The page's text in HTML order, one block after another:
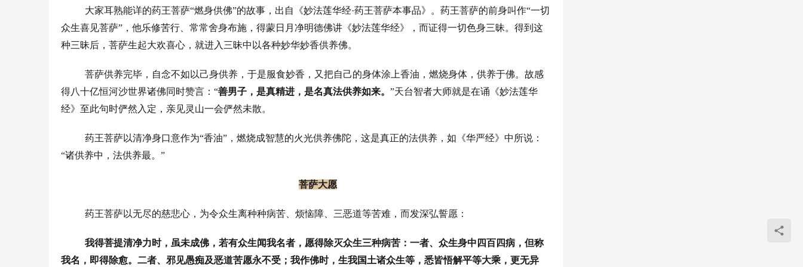
大家耳熟能详的药王菩萨“燃身供佛”的故事，出自《妙法莲华经·药王菩萨本事品》。药王菩萨的前身叫作“一切
众生喜见菩萨” ，他乐修苦行、常常舍身布施，得蒙日月净明德佛讲《妙法莲华经》，而证得一切色身三昧。得到这
种三昧后，菩萨生起大欢喜心，就进入三昧中以各种妙华妙香供养佛。
菩萨供养完毕，自念不如以己身供养，于是服食妙香，又把自己的身体涂上香油，燃烧身体，供养于佛。故感
得八十亿恒河沙世界诸佛同时赞言： “善男子，是真精进，是名真法供养如来。 ”天台智者大师就是在诵《妙法莲华
经》至此句时俨然入定，亲见灵山一会俨然未散。
药王菩萨以清净身口意作为“香油” ，燃烧成智慧的火光供养佛陀，这是真正的法供养，如《华严经》中所说：
“诸供养中，法供养最。 ”
菩萨大愿
药王菩萨以无尽的慈悲心，为令众生离种种病苦、烦恼障、三恶道等苦难，而发深弘誓愿：
我得菩提清净力时，虽未成佛，若有众生闻我名者，愿得除灭众生三种病苦：一者、众生身中四百四病，但称
我名，即得除愈。二者、邪见愚痴及恶道苦愿永不受；我作佛时，生我国土诸众生等，悉皆悟解平等大乘，更无异